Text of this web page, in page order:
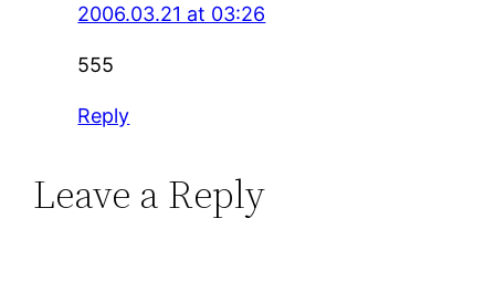
2006.03.21 at 03:26
555
Reply
Leave a Reply